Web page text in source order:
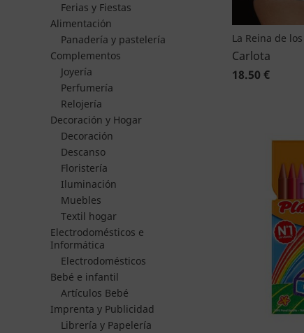
Ferias y Fiestas
Alimentación
Panadería y pastelería
Complementos
Joyería
Perfumería
Relojería
Decoración y Hogar
Decoración
Descanso
Floristería
Iluminación
Muebles
Textil hogar
Electrodomésticos e
Informática
Electrodomésticos
Bebé e infantil
Artículos Bebé
Imprenta y Publicidad
Librería y Papelería
La Reina de
Carlota
18.50 €